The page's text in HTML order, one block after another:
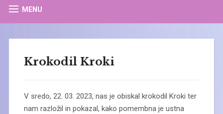
MENU
Krokodil Kroki
V sredo, 22. 03. 2023, nas je obiskal krokodil Kroki ter
nam razložil in pokazal, kako pomembna je ustna